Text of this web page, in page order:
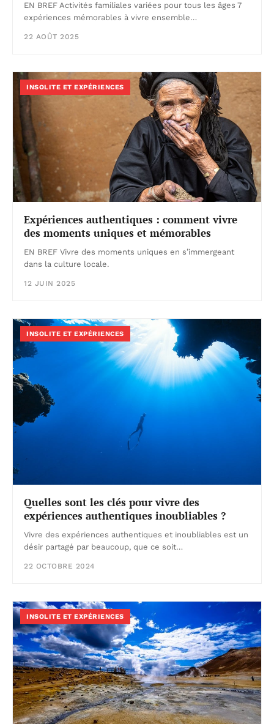
EN BREF Activités familiales variées pour tous les âges 7
expériences mémorables à vivre ensemble…
22 AOÛT 2025
INSOLITE ET EXPÉRIENCES
Expériences authentiques : comment vivre
des moments uniques et mémorables
EN BREF Vivre des moments uniques en s’immergeant
dans la culture locale.
12 JUIN 2025
INSOLITE ET EXPÉRIENCES
Quelles sont les clés pour vivre des
expériences authentiques inoubliables ?
Vivre des expériences authentiques et inoubliables est un
désir partagé par beaucoup, que ce soit…
22 OCTOBRE 2024
INSOLITE ET EXPÉRIENCES